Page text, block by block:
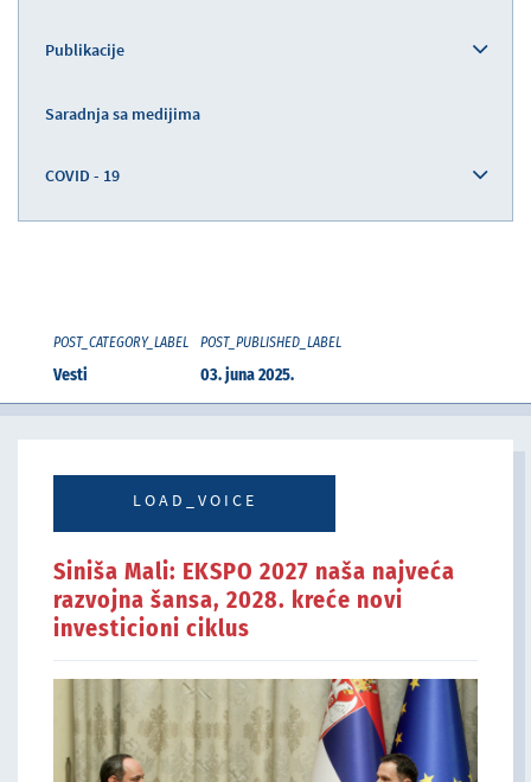
Publikacije
Saradnja sa medijima
COVID - 19
POST_CATEGORY_LABEL
Vesti
POST_PUBLISHED_LABEL
03. juna 2025.
LOAD_VOICE
Siniša Mali: EKSPO 2027 naša najveća
razvojna šansa, 2028. kreće novi
investicioni ciklus